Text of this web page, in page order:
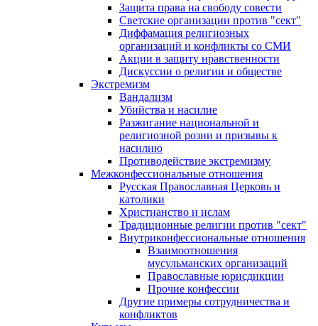
Защита права на свободу совести
Светские организации против "сект"
Диффамация религиозных
организаций и конфликты со СМИ
Акции в защиту нравственности
Дискуссии о религии и обществе
Экстремизм
Вандализм
Убийства и насилие
Разжигание национальной и
религиозной розни и призывы к
насилию
Противодействие экстремизму
Межконфессиональные отношения
Русская Православная Церковь и
католики
Христианство и ислам
Традиционные религии против "сект"
Внутриконфессиональные отношения
Взаимоотношения
мусульманских организаций
Православные юрисдикции
Прочие конфессии
Другие примеры сотрудничества и
конфликтов